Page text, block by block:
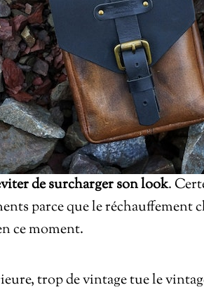
de surcharger son look.
parce que le réchauffement
ce moment.
trop de vintage tue le